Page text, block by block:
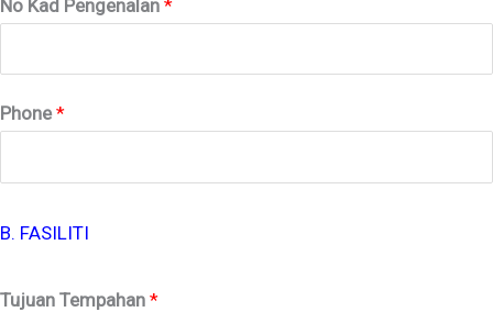
No Kad Pengenalan *
Phone*
B. FASILITI
Tujuan Tempahan *